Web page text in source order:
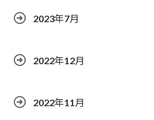
2023年7月
2022年12月
2022年11月